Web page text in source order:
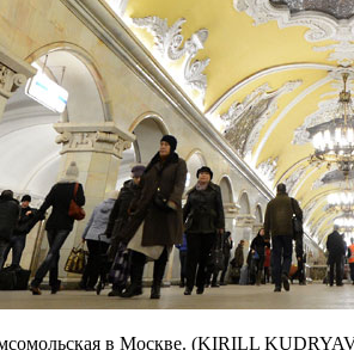
в Москве. (KIRILL